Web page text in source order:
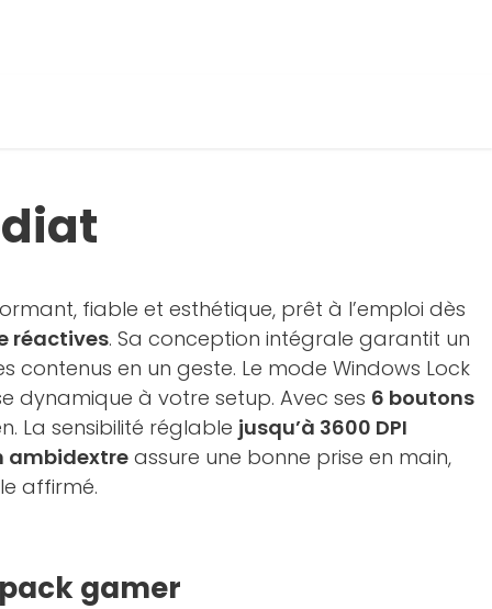
fiable et esthétique, prêt à l’emploi dès
réactives. Sa conception intégrale garantit un
contenus en un geste. Le mode Windows Lock
dynamique à votre setup. Avec ses 6 boutons
La sensibilité réglable jusqu’à 3600 DPI
ambidextre assure une bonne prise en main,
affirmé.
gamer